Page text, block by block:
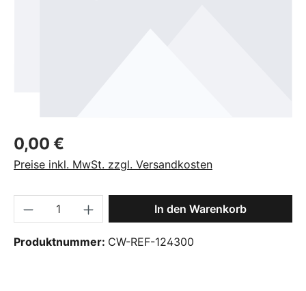
Regulärer Preis:
0,00 €
Preise inkl. MwSt. zzgl. Versandkosten
Produkt Anzahl: Gib den gewünschten
In den Warenkorb
Produktnummer: CW-REF-124300